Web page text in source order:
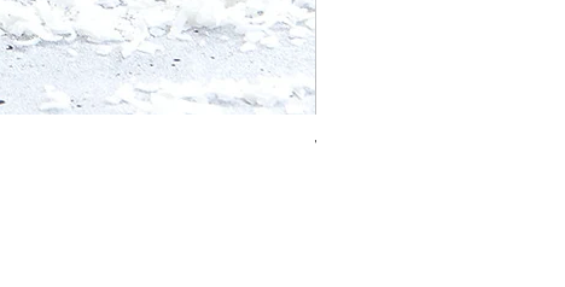
Vaulted Cathedral Bundt®